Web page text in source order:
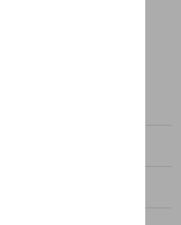
Disponible en service